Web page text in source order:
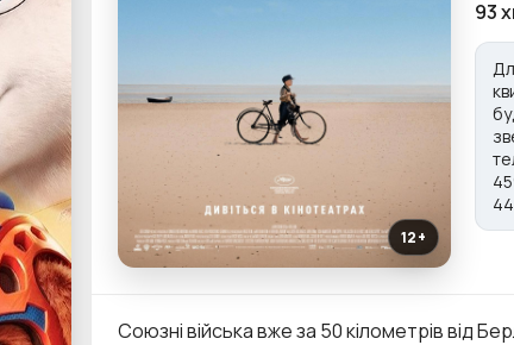
12+
93
Союзні війська вже за 50 кілометрів від